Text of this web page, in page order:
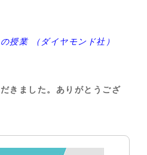
授業 （ダイヤモンド社）
きました。ありがとうござ